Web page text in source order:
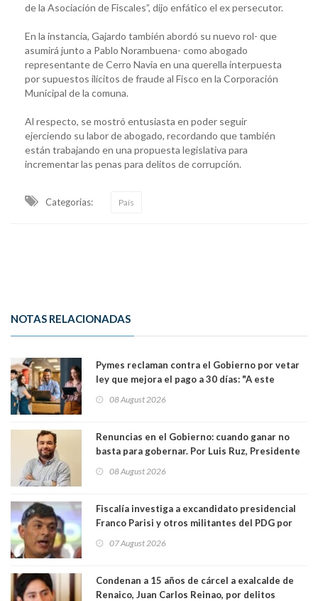
de la Asociación de Fiscales”, dijo enfático el ex persecutor.
En la instancia, Gajardo también abordó su nuevo rol- que
asumirá junto a Pablo Norambuena- como abogado
representante de Cerro Navia en una querella interpuesta
por supuestos ilícitos de fraude al Fisco en la Corporación
Municipal de la comuna.
Al respecto, se mostró entusiasta en poder seguir
ejerciendo su labor de abogado, recordando que también
están trabajando en una propuesta legislativa para
incrementar las penas para delitos de corrupción.
Categorias: País
NOTAS RELACIONADAS
Pymes reclaman contra el Gobierno por vetar
ley que mejora el pago a 30 días: "A este
medianas empresas"
08 August 2026
Renuncias en el Gobierno: cuando ganar no
basta para gobernar. Por Luis Ruz, Presidente
08 August 2026
Fiscalía investiga a excandidato presidencial
Franco Parisi y otros militantes del PDG por
07 August 2026
Condenan a 15 años de cárcel a exalcalde de
Renaico, Juan Carlos Reinao, por delitos